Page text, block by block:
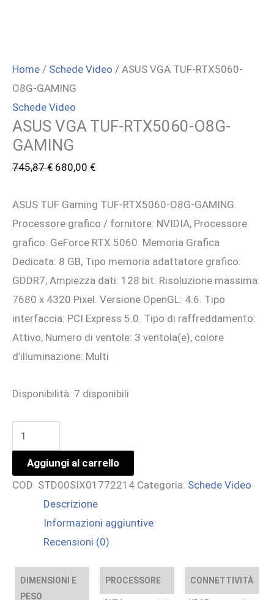
Home / Schede Video / ASUS VGA TUF-RTX5060-
O8G-GAMING
Schede Video
ASUS VGA TUF-RTX5060-O8G-
GAMING
745,87€ Il
originale
era:
745,87 €.
680,00 €Il
attuale
è:
680,00 €.
ASUS TUF Gaming TUF-RTX5060-O8G-GAMING.
Processore grafico / fornitore: NVIDIA, Processore
grafico: GeForce RTX 5060. Memoria Grafica
Dedicata: 8 GB, Tipo memoria adattatore grafico:
GDDR7, Ampiezza dati: 128 bit. Risoluzione massima:
7680 x 4320 Pixel. Versione OpenGL: 4.6. Tipo
interfaccia: PCI Express 5.0. Tipo di raffreddamento:
Attivo, Numero di ventole: 3 ventola(e), colore
d’illuminazione: Multi
Disponibilità: 7 disponibili
ASUS
VGA
TUF-
RTX5060-
GAMING
quantità
Aggiungi al carrello
COD: STD00SIX01772214 Categoria: Schede Video
Descrizione
Informazioni aggiuntive
Recensioni (0)
DIMENSIONI E
PESO
PROCESSORE CONNETTIVITÀ